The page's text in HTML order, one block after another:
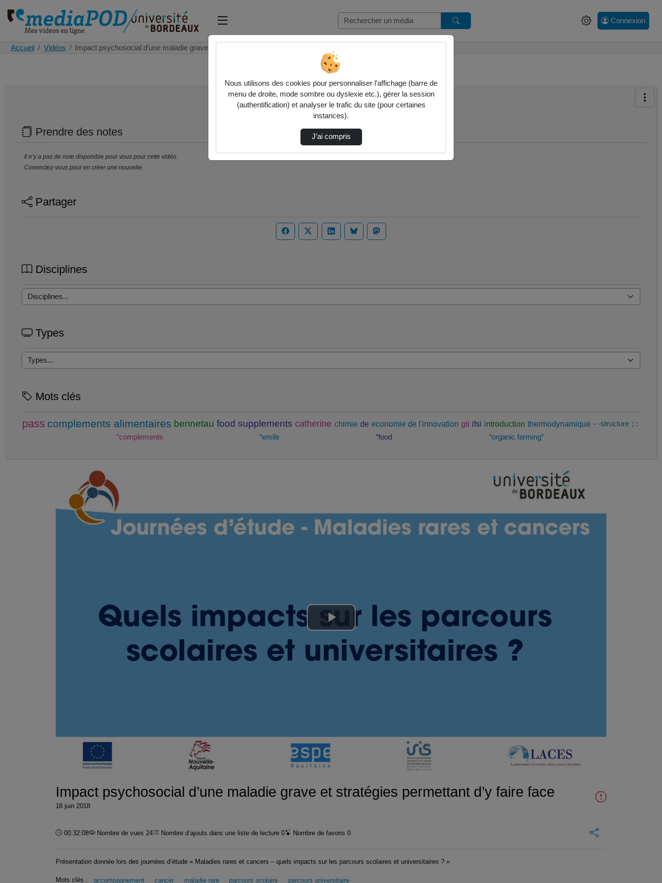
Connexion
Accueil Vidéos Impact psychosocial d’une maladie grave et s…
Prendre des notes
Il n’y a pas de note disponible pour vous pour cette vidéo.
Connectez-vous pour en créer une nouvelle.
Partager
Disciplines
Types
Mots clés
pass complements alimentaires bennetau food supplements catherine chimie de economie de l'innovation gti ifsi introduction thermodynamique - -structure ; :
“complements
“emile “food “organic farming”
Lire
la
Impact psychosocial d’une maladie grave et stratégies permettant d’y faire face
18 juin 2018
Durée :
00:32:08 Nombre de vues 24 Nombre d’ajouts dans une liste de lecture 0 Nombre de favoris 0
Présentation donnée lors des journées d’étude « Maladies rares et cancers – quels impacts sur les parcours scolaires et universitaires ? »
Mots clés : accompagnement cancer maladie rare parcours scolaire parcours universitaire
Nous utilisons des cookies pour personnaliser l’affichage (barre de
menu de droite, mode sombre ou dyslexie etc.), gérer la session
(authentification) et analyser le trafic du site (pour certaines
instances).
J’ai compris